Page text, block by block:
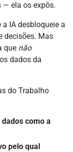
— ela os expôs.
a IA desbloqueie a
decisões. Mas
que não
dados da
do Trabalho
como a
pelo qual